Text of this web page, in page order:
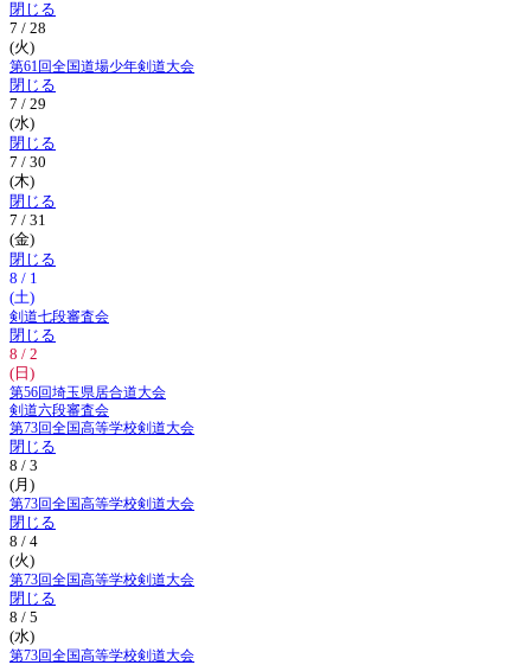
閉じる
7 / 28
(火)
第61回全国道場少年剣道大会
閉じる
7 / 29
(水)
閉じる
7 / 30
(木)
閉じる
7 / 31
(金)
閉じる
8 / 1
(土)
剣道七段審査会
閉じる
8 / 2
(日)
第56回埼玉県居合道大会
剣道六段審査会
第73回全国高等学校剣道大会
閉じる
8 / 3
(月)
第73回全国高等学校剣道大会
閉じる
8 / 4
(火)
第73回全国高等学校剣道大会
閉じる
8 / 5
(水)
第73回全国高等学校剣道大会